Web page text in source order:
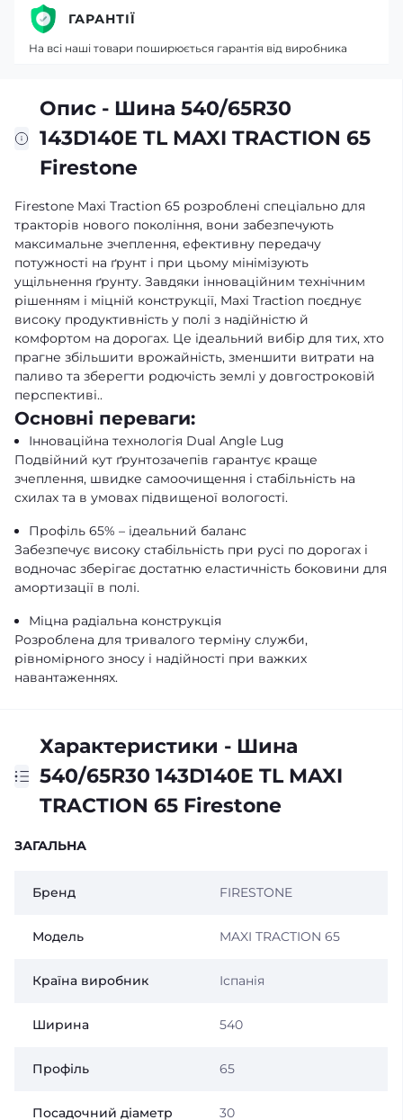
Опис - Шина 540/65R30
143D140E TL MAXI TRACTION 65
Firestone
Firestone Maxi Traction 65 розроблені спеціально для
тракторів нового покоління, вони забезпечують
максимальне зчеплення, ефективну передачу
потужності на ґрунт і при цьому мінімізують
ущільнення ґрунту. Завдяки інноваційним технічним
рішенням і міцній конструкції, Maxi Traction поєднує
високу продуктивність у полі з надійністю й
комфортом на дорогах. Це ідеальний вибір для тих, хто
прагне збільшити врожайність, зменшити витрати на
паливо та зберегти родючість землі у довгостроковій
перспективі..
Основні переваги:
Інноваційна технологія Dual Angle Lug
Подвійний кут ґрунтозачепів гарантує краще
зчеплення, швидке самоочищення і стабільність на
схилах та в умовах підвищеної вологості.
Профіль 65% – ідеальний баланс
Забезпечує високу стабільність при русі по дорогах і
водночас зберігає достатню еластичність боковини для
амортизації в полі.
Міцна радіальна конструкція
Розроблена для тривалого терміну служби,
рівномірного зносу і надійності при важких
навантаженнях.
Характеристики - Шина
540/65R30 143D140E TL MAXI
TRACTION 65 Firestone
ЗАГАЛЬНА
Бренд FIRESTONE
Модель MAXI TRACTION 65
Країна виробник Іспанія
Ширина 540
Профіль 65
Посадочний діаметр 30
ГАРАНТІЇ
На всі наші товари поширюється гарантія від виробника